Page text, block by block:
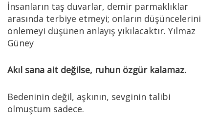
İnsanların taş duvarlar, demir parmaklıklar
arasında terbiye etmeyi; onların düşüncelerini
önlemeyi düşünen anlayış yıkılacaktır. Yılmaz
Güney
Akıl sana ait değilse, ruhun özgür kalamaz.
Bedeninin değil, aşkının, sevginin talibi
olmuştum sadece.